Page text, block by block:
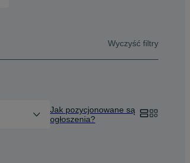
Wyczyść filtry
Jak pozycjonowane są
ogłoszenia?